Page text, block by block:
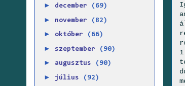
► december (69)
► november (82)
► október (66)
► szeptember (90)
► augusztus (90)
► július (92)